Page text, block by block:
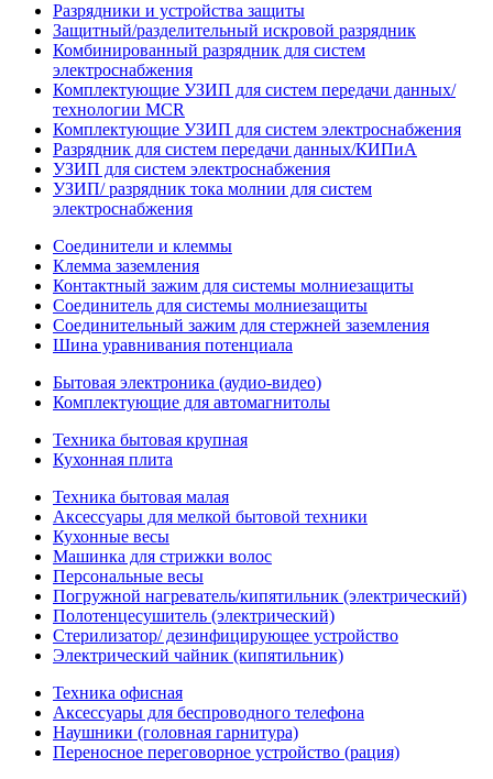
Разрядники и устройства защиты
Защитный/разделительный искровой разрядник
Комбинированный разрядник для систем
электроснабжения
Комплектующие УЗИП для систем передачи данных/
технологии MCR
Комплектующие УЗИП для систем электроснабжения
Разрядник для систем передачи данных/КИПиА
УЗИП для систем электроснабжения
УЗИП/ разрядник тока молнии для систем
электроснабжения
Соединители и клеммы
Клемма заземления
Контактный зажим для системы молниезащиты
Соединитель для системы молниезащиты
Соединительный зажим для стержней заземления
Шина уравнивания потенциала
Бытовая электроника (аудио-видео)
Комплектующие для автомагнитолы
Техника бытовая крупная
Кухонная плита
Техника бытовая малая
Аксессуары для мелкой бытовой техники
Кухонные весы
Машинка для стрижки волос
Персональные весы
Погружной нагреватель/кипятильник (электрический)
Полотенцесушитель (электрический)
Стерилизатор/ дезинфицирующее устройство
Электрический чайник (кипятильник)
Техника офисная
Аксессуары для беспроводного телефона
Наушники (головная гарнитура)
Переносное переговорное устройство (рация)